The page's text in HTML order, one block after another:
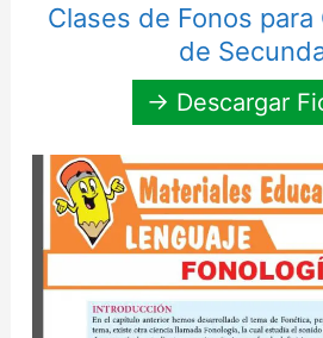
Clases de Fonos
de
→ Descargar